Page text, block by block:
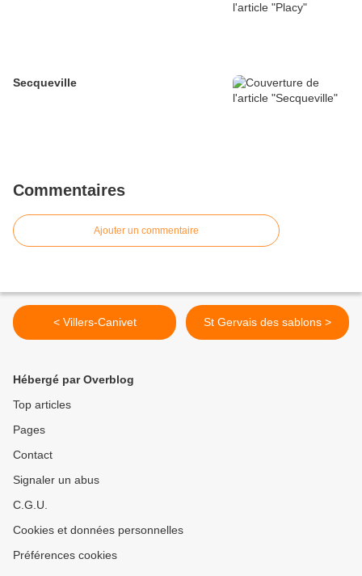
Secqueville
Commentaires
Ajouter un commentaire
< Villers-Canivet St Gervais des sablons >
Hébergé par Overblog
Top articles
Pages
Contact
Signaler un abus
C.G.U.
Cookies et données personnelles
Préférences cookies